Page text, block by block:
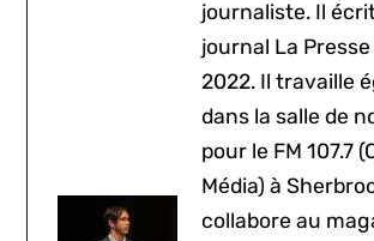
journaliste. Il
journal La
2022. Il travaille
dans la salle de
pour le FM 107.7
Média) à
collabore au